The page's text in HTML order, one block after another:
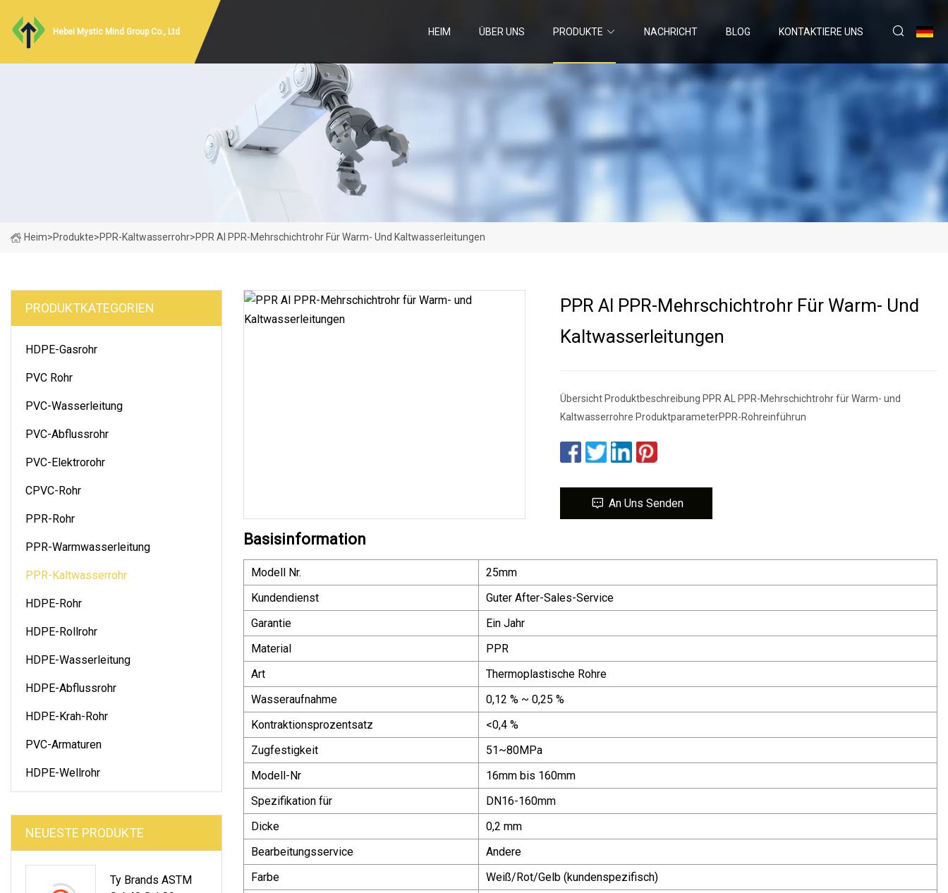
Hebei Mystic Mind Group Co., Ltd HEIM ÜBER UNS PRODUKTE NACHRICHT BLOG KONTAKTIERE UNS
Heim>Produkte>PPR-Kaltwasserrohr>PPR Al PPR-Mehrschichtrohr Für Warm- Und Kaltwasserleitungen
PRODUKTKATEGORIEN
HDPE-Gasrohr
PVC Rohr
PVC-Wasserleitung
PVC-Abflussrohr
PVC-Elektrorohr
CPVC-Rohr
PPR-Rohr
PPR-Warmwasserleitung
PPR-Kaltwasserrohr
HDPE-Rohr
HDPE-Rollrohr
HDPE-Wasserleitung
HDPE-Abflussrohr
HDPE-Krah-Rohr
PVC-Armaturen
HDPE-Wellrohr
NEUESTE PRODUKTE
Ty Brands ASTM
PPR Al PPR-Mehrschichtrohr Für Warm- Und
Kaltwasserleitungen
Übersicht Produktbeschreibung PPR AL PPR-Mehrschichtrohr für Warm- und
Kaltwasserrohre ProduktparameterPPR-Rohreinführun
An Uns Senden
Basisinformation
Modell Nr.
25mm
Kundendienst
Guter After-Sales-Service
Garantie
Ein Jahr
Material
PPR
Art
Thermoplastische Rohre
Wasseraufnahme
0,12 % ~ 0,25 %
Kontraktionsprozentsatz
<0,4 %
Zugfestigkeit
51~80MPa
Modell-Nr
16mm bis 160mm
Spezifikation für
DN16-160mm
Dicke
0,2 mm
Bearbeitungsservice
Andere
Farbe
Weiß/Rot/Gelb (kundenspezifisch)